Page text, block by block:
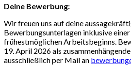
Deine Bewerbung:
Wir freuen uns auf deine
Bewerbungsunterlagen inklusive
frühestmöglichen Arbeitsbeginns.
19. April 2026 als
ausschließlich per Mail an